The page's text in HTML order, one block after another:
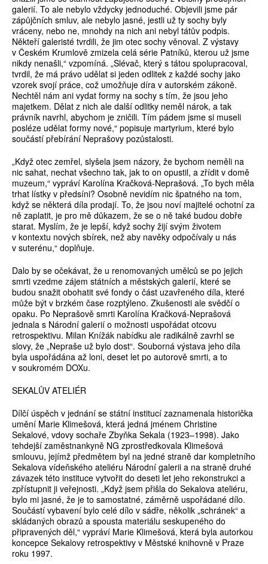
galerií. To ale nebylo vždycky jednoduché. Objevili jsme pár
zápůjčních smluv, ale nebylo jasné, jestli už ty sochy byly
vráceny, nebo ne, mnohdy na nich ani nebyl tátův podpis.
Někteří galeristé tvrdili, že jim otec sochy věnoval. Z výstavy
v Českém Krumlově zmizela celá série Patníků, kterou už jsme
nikdy nenašli,“ vzpomíná. „Slévač, který s tátou spolupracoval,
tvrdil, že má právo udělat si jeden odlitek z každé sochy jako
vzorek svojí práce, což umožňuje díra v autorském zákoně.
Nechtěl nám ani vydat formy na sochy s tím, že jsou jeho
majetkem. Dělat z nich ale další odlitky neměl nárok, a tak
právník navrhl, abychom je zničili. Tím pádem jsme si museli
posléze udělat formy nové,“ popisuje martyrium, které bylo
součástí přebírání Neprašovy pozůstalosti.
„Když otec zemřel, slyšela jsem názory, že bychom neměli na
nic sahat, nechat všechno tak, jak to on opustil, a zřídit v domě
muzeum,“ vypráví Karolína Kračková-Neprašová. „To bych měla
trhat lístky v předsíni? Osobně nevidím nic špatného na tom,
když se některá díla prodají. To, že jsou noví majitelé ochotní za
ně zaplatit, je pro mě důkazem, že se o ně také budou dobře
starat. Myslím, že je lepší, když sochy žijí svým životem
v kontextu nových sbírek, než aby navěky odpočívaly u nás
v suterénu,“ doplňuje.
Dalo by se očekávat, že u renomovaných umělců se po jejich
smrti vzedme zájem státních a městských galerií, které se
budou snažit obohatit své fondy o část uzavřeného díla, které
může být v brzkém čase rozptýleno. Zkušenosti ale svědčí o
opaku. Po Neprašově smrti Karolína Kračková-Neprašová
jednala s Národní galerií o možnosti uspořádat otcovu
retrospektivu. Milan Knížák nabídku ale radikálně zavrhl se
slovy, že „Nepraše už bylo dost“. Souborná výstava jeho díla
byla uspořádána až loni, deset let po autorově smrti, a to
v soukromém DOXu.
SEKALŮV ATELIÉR
Dílčí úspěch v jednání se státní institucí zaznamenala historička
umění Marie Klimešová, která jedná jménem Christine
Sekalové, vdovy sochaře Zbyňka Sekala (1923–1998). Jako
tehdejší zaměstnankyně NG zprostředkovala Klimešová
smlouvu, jejímž předmětem byl na jedné straně dar kompletního
Sekalova vídeňského ateliéru Národní galerii a na straně druhé
závazek této instituce vytvořit do deseti let jeho rekonstrukci a
zpřístupnit ji veřejnosti. „Když jsem přišla do Sekalova ateliéru,
bylo mi jasné, že je to samostatné, záměrně uspořádané dílo.
Součástí vybavení bylo celé dílo v sádře, několik „schránek“ a
skládaných obrazů a spousta materiálu seskupeného do
připravených děl,“ vypráví Marie Klimešová, která byla autorkou
koncepce Sekalovy retrospektivy v Městské knihovně v Praze
roku 1997.